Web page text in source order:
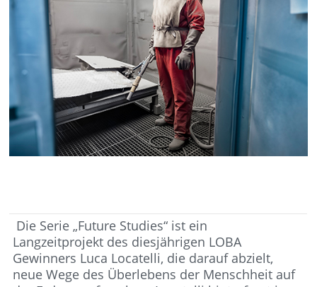
Die Serie „Future Studies“ ist ein
Langzeitprojekt des diesjährigen LOBA
Gewinners Luca Locatelli, die darauf abzielt,
neue Wege des Überlebens der Menschheit auf